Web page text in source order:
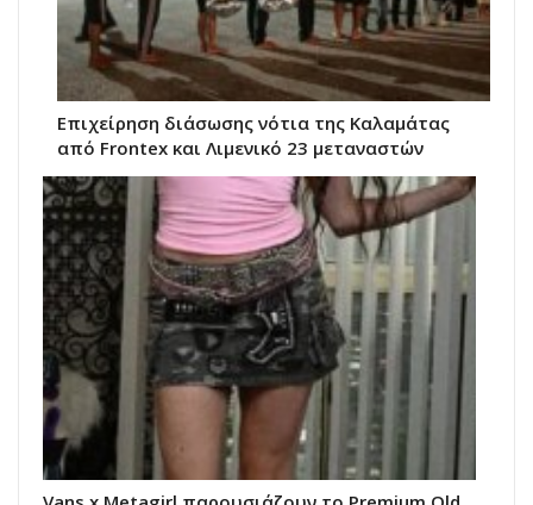
Επιχείρηση διάσωσης νότια της Καλαμάτας
από Frontex και Λιμενικό 23 μεταναστών